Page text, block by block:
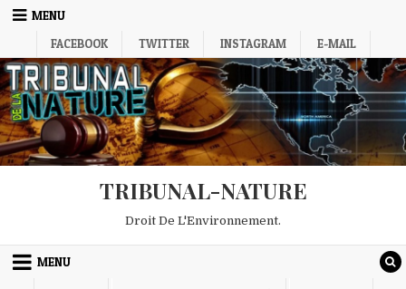
Skip
MENU
FACEBOOK
TWITTER INSTAGRAM E-MAIL
TRIBUNAL-NATURE
Droit De L'Environnement.
MENU